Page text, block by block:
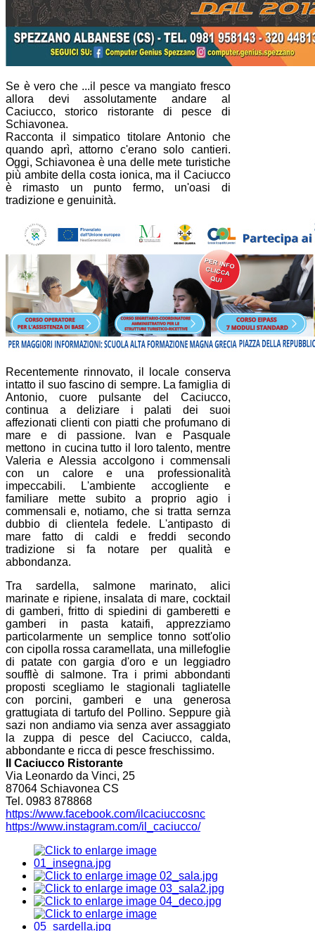
Se è vero che ...il pesce va mangiato fresco
allora devi assolutamente andare al
Caciucco, storico ristorante di pesce di
Schiavonea.
Racconta il simpatico titolare Antonio che
quando aprì, attorno c'erano solo cantieri.
Oggi, Schiavonea è una delle mete turistiche
più ambite della costa ionica, ma il Caciucco
è rimasto un punto fermo, un'oasi di
tradizione e genuinità.
Recentemente rinnovato, il locale conserva
intatto il suo fascino di sempre. La famiglia di
Antonio, cuore pulsante del Caciucco,
continua a deliziare i palati dei suoi
affezionati clienti con piatti che profumano di
mare e di passione. Ivan e Pasquale
mettono in cucina tutto il loro talento, mentre
Valeria e Alessia accolgono i commensali
con un calore e una professionalità
impeccabili. L'ambiente accogliente e
familiare mette subito a proprio agio i
commensali e, notiamo, che si tratta sernza
dubbio di clientela fedele. L'antipasto di
mare fatto di caldi e freddi secondo
tradizione si fa notare per qualità e
abbondanza.
Tra sardella, salmone marinato, alici
marinate e ripiene, insalata di mare, cocktail
di gamberi, fritto di spiedini di gamberetti e
gamberi in pasta kataifi, apprezziamo
particolarmente un semplice tonno sott'olio
con cipolla rossa caramellata, una millefoglie
di patate con gargia d'oro e un leggiadro
soufflè di salmone. Tra i primi abbondanti
proposti scegliamo le stagionali tagliatelle
con porcini, gamberi e una generosa
grattugiata di tartufo del Pollino. Seppure già
sazi non andiamo via senza aver assaggiato
la zuppa di pesce del Caciucco, calda,
abbondante e ricca di pesce freschissimo.
Il Caciucco Ristorante
Via Leonardo da Vinci, 25
87064 Schiavonea CS
Tel. 0983 878868
https://www.facebook.com/ilcaciuccosnc
https://www.instagram.com/il_caciucco/